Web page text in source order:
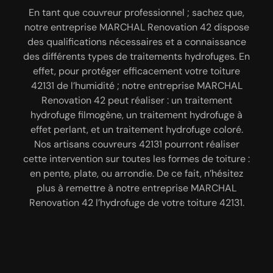
En tant que couvreur professionnel ; sachez que,
notre entreprise MARCHAL Renovation 42 dispose
des qualifications nécessaires et a connaissance
des différents types de traitements hydrofuges. En
effet, pour protéger efficacement votre toiture
42131 de l’humidité ; notre entreprise MARCHAL
Renovation 42 peut réaliser : un traitement
hydrofuge filmogène, un traitement hydrofuge à
effet perlant, et un traitement hydrofuge coloré.
Nos artisans couvreurs 42131 pourront réaliser
cette intervention sur toutes les formes de toiture :
en pente, plate, ou arrondie. De ce fait, n’hésitez
plus à remettre à notre entreprise MARCHAL
Renovation 42 l’hydrofuge de votre toiture 42131.
Renovation 42
Avant que notre entreprise MARCHAL Renovation
42 commence à réaliser un traitement hydrofuge
de votre toiture à La Valla En Gier 42131 ; il est
nécessaire que vous nous envoyer une demande de
devis. C’est à partir de ce document que vous
aurez connaissance de la durée de notre
intervention, du coût de notre main-d’œuvre, de la
totalité des dépenses à prévoir. Ce devis vous ait
offert par notre entreprise MARCHAL Renovation
42 et ne vous engage en rien. Et en moins de 24
heures, nous allons vous faire parvenir une réponse
claire et bien détaillée.
vous
Pour s’occuper du traitement hydrofuge de votre
toiture dans la ville de La Valla En Gier 42131, faites
confiance à notre entreprise MARCHAL Renovation
42. Dans le but d’amortir vos dépenses ; notre
entreprise MARCHAL Renovation 42 a décidé de se
déplacer gratuitement chez vous pour réaliser le
traitement hydrofuge de votre toiture 42131. Le
transport de tous nos matériels et des produits
que nous allons utiliser sera aussi à la charge de
notre entreprise MARCHAL Renovation 42. Il est à
noter que, tant que vous vous trouvez à La Valla En
Gier 42131, vous pouvez bénéficier de cette gratuité
de service.